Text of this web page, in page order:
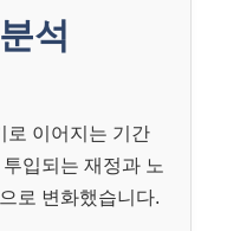
석
로 이어지는 기간
입되는 재정과 노
로 변화했습니다.